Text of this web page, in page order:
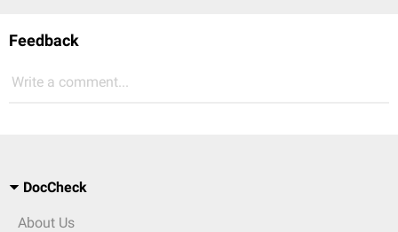
Feedback
Write a comment...
DocCheck
About Us